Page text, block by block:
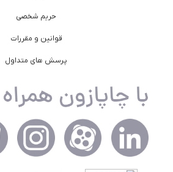
حریم شخصی
قوانین و مقررات
پرسش های متداول